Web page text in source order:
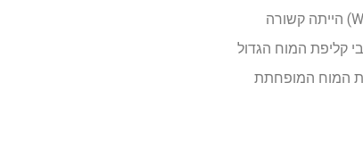
הממצאים שלהם מצביעים על כך שהפיכתו פעילה פיזית ברמות שהומלצו על ידי ארגון הבריאות העולמי (WHO) הייתה קשורה
קליפת המוח הגדול
המוח המופחתת